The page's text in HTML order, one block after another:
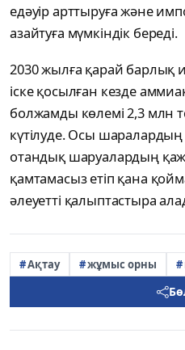
едәуір арттыруға және
азайтуға мүмкіндік береді.
2030 жылға қарай барлық
іске қосылған кезде
болжамды көлемі 2,3 млн
күтілуде. Осы шаралардың
отандық шаруалардың
қамтамасыз етіп қана
әлеуетті қалыптастыра
Ақтау жұмыс орны